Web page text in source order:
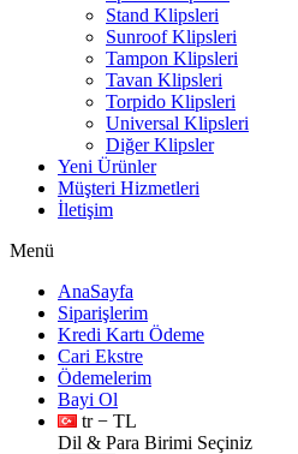
Stand Klipsleri
Sunroof Klipsleri
Tampon Klipsleri
Tavan Klipsleri
Torpido Klipsleri
Universal Klipsleri
Diğer Klipsler
Yeni Ürünler
Müşteri Hizmetleri
İletişim
Menü
AnaSayfa
Siparişlerim
Kredi Kartı Ödeme
Cari Ekstre
Ödemelerim
Bayi Ol
tr − TL
Dil & Para Birimi Seçiniz